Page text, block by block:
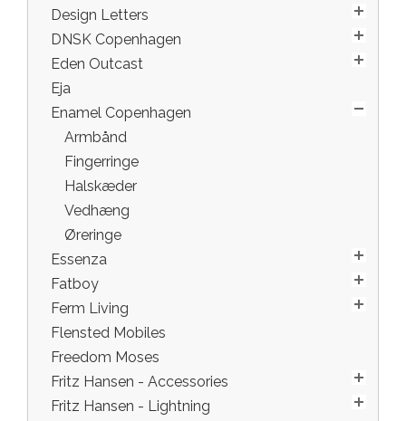
Design Letters
DNSK Copenhagen
Eden Outcast
Eja
Enamel Copenhagen
Armbånd
Fingerringe
Halskæder
Vedhæng
Øreringe
Essenza
Fatboy
Ferm Living
Flensted Mobiles
Freedom Moses
Fritz Hansen - Accessories
Fritz Hansen - Lightning